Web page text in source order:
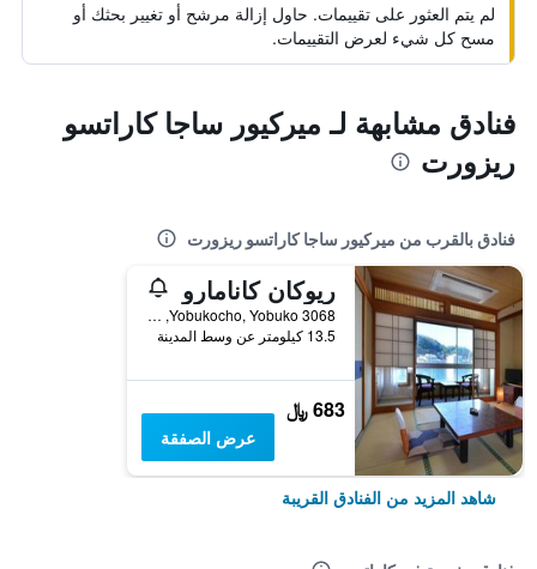
لم يتم العثور على تقييمات. حاول إزالة مرشح أو تغيير بحثك أو
مسح كل شيء لعرض التقييمات.
فنادق مشابهة لـ ميركيور ساجا كاراتسو
ريزورت
فنادق بالقرب من ميركيور ساجا كاراتسو ريزورت
ريوكان كانامارو
3068 Yobukocho, Yobuko, كاراتسو, اليابان
13.5 كيلومتر عن وسط المدينة
683 ﷼
عرض الصفقة
شاهد المزيد من الفنادق القريبة